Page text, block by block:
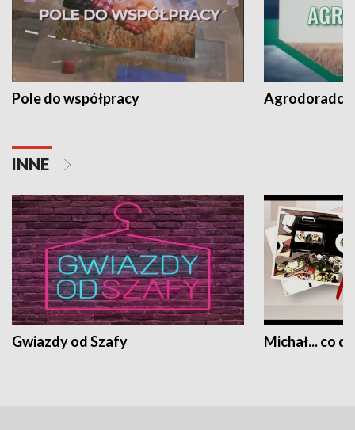
Pole do współpracy Agrodoradcy
INNE
Gwiazdy od Szafy Michał... co